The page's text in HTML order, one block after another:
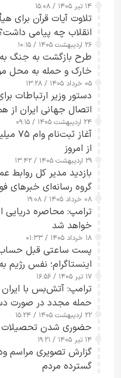
۱۴ تیر ۱۴۰۵ / ۱۵:۰۸
تلاوت آیات قرآن برای
انقلاب چه پیامی
۲۶ اردیبهشت ۱۴۰۵ / ۱۰:۱۵
طرح‌ بازگشت به جنگ
خارک و حمله به محل
۰۵ خرداد ۱۴۰۵ / ۱۳:۲۸
دستور وزیر ارتباطات
اتصال جهانی ایران از
کامل مردم تا ۲۴ ساعت آینده
۲۴ اردیبهشت ۱۴۰۵ / ۰۹:۱۵
آغاز
از امروز
۲۹ اردیبهشت ۱۴۰۵ / ۱۳:۴۲
بازدید مدیر کل روابط
گروه رسانه‌ای خبرهای
رسانه‌های هوشمند و
۰۸ خرداد ۱۴۰۵ / ۱۹:۰۸
ترامپ: محاصره دریایی
خواهد شد
۱۸ خرداد ۱۴۰۵ / ۰۱:۳۳
پست ساعتی قبل حساب
اینستاگرام؛ نفس رژیم
۱۷ تیر ۱۴۰۵ / ۱۶:۵۶
ترامپ: آتش‌بس با ایران
حمله مجدد در صورت
۲۲ اردیبهشت ۱۴۰۵ / ۱۵:۲۴
حضوری شدن تحصیلات
۱۴ تیر ۱۴۰۵ / ۱۹:۲۱
گزارش تصویری مراسم
گسترده مردم